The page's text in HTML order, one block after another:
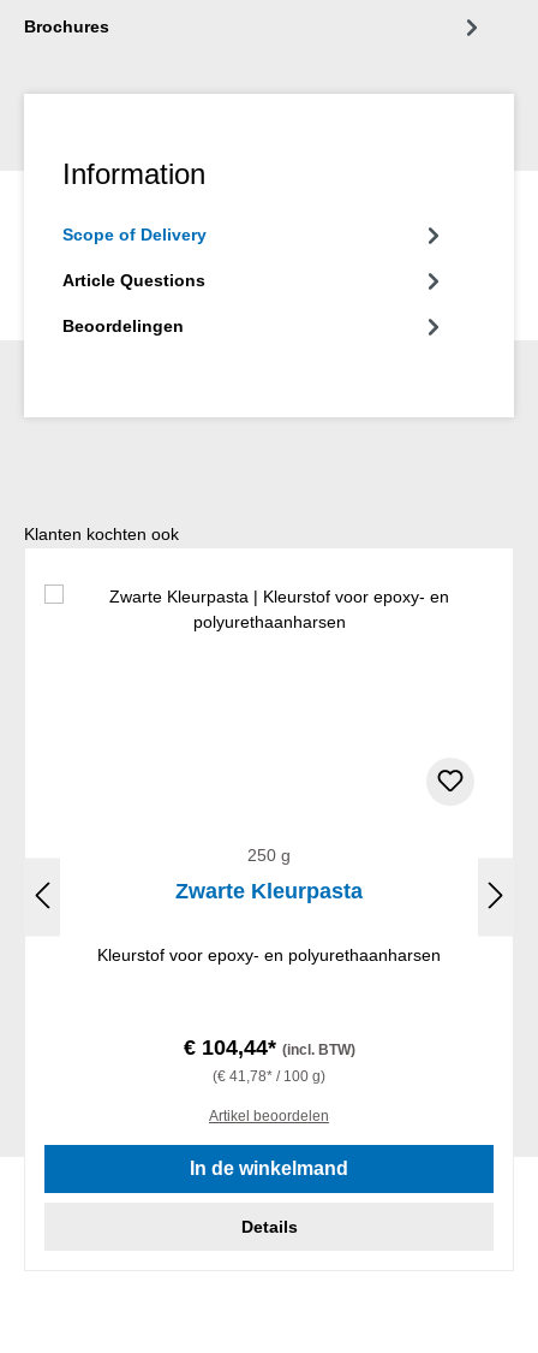
Brochures
Information
Scope of Delivery
Article Questions
Beoordelingen
Productgalerij overslaan
Klanten kochten ook
250 g
Zwarte Kleurpasta
Kleurstof voor epoxy- en polyurethaanharsen
€ 104,44* (incl. BTW)
(€ 41,78* / 100 g)
Artikel beoordelen
In de winkelmand
Details